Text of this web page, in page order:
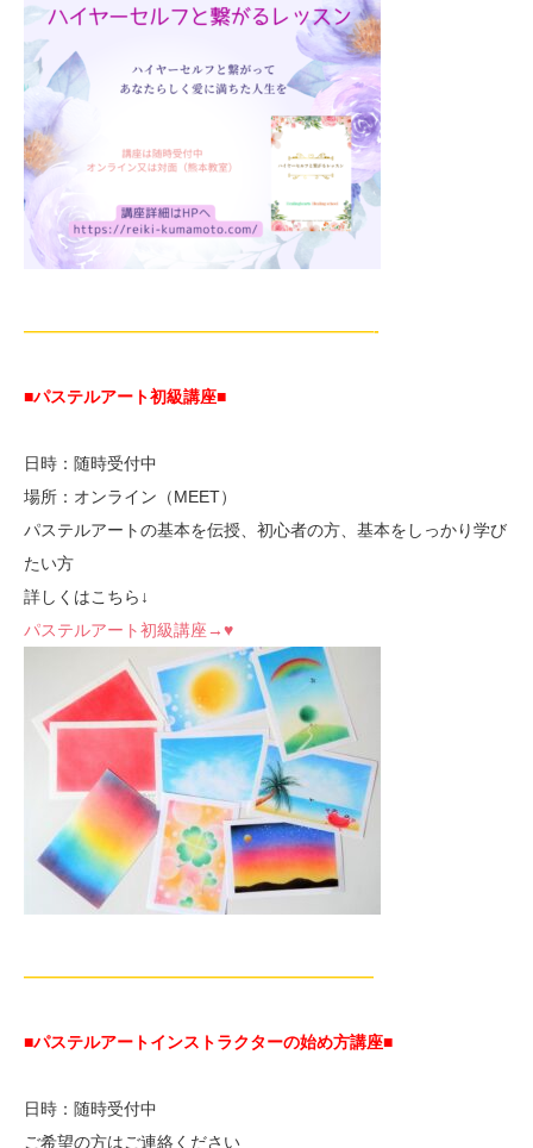
—————————————————————-
■パステルアート初級講座■
日時：随時受付中
場所：オンライン（MEET）
パステルアートの基本を伝授、初心者の方、基本をしっかり学び
たい方
詳しくはこちら↓
パステルアート初級講座→♥
—————————————————————
■パステルアートインストラクターの始め方講座■
日時：随時受付中
ご希望の方はご連絡ください